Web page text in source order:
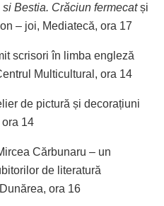
Bestia. Crăciun fermecatși
– joi, Mediatecă, ora 17
scrisori în limba engleză
Multicultural, ora 14
de pictură și decorațiuni
14
Cărbunaru – un
de literatură
ora 16